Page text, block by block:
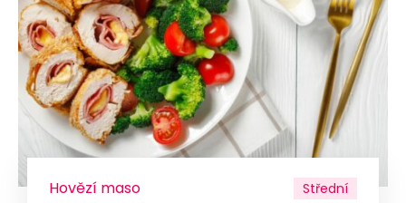
Hovězí maso Střední